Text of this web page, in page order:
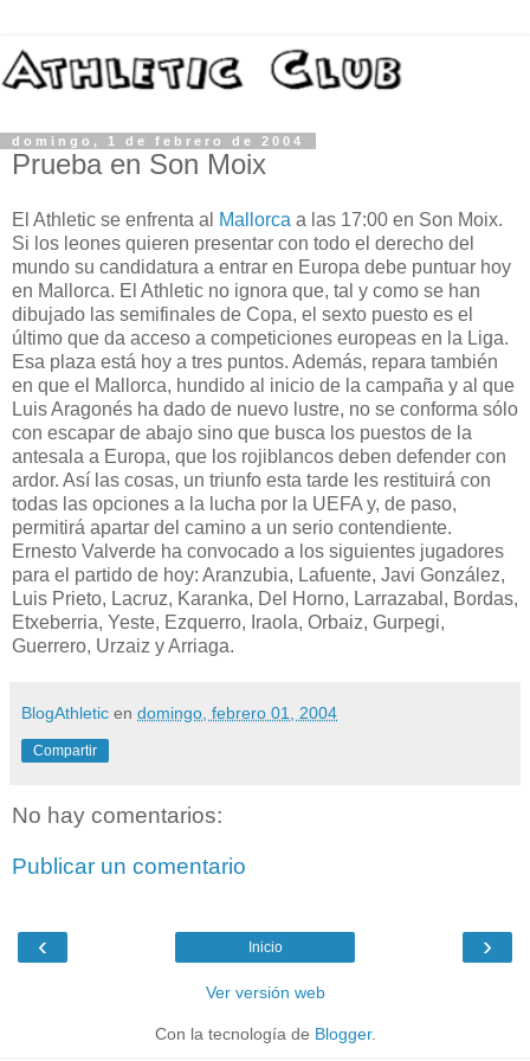
domingo, 1 de febrero de 2004
Prueba en Son Moix
El Athletic se enfrenta al Mallorca a las 17:00 en Son Moix.
Si los leones quieren presentar con todo el derecho del
mundo su candidatura a entrar en Europa debe puntuar hoy
en Mallorca. El Athletic no ignora que, tal y como se han
dibujado las semifinales de Copa, el sexto puesto es el
último que da acceso a competiciones europeas en la Liga.
Esa plaza está hoy a tres puntos. Además, repara también
en que el Mallorca, hundido al inicio de la campaña y al que
Luis Aragonés ha dado de nuevo lustre, no se conforma sólo
con escapar de abajo sino que busca los puestos de la
antesala a Europa, que los rojiblancos deben defender con
ardor. Así las cosas, un triunfo esta tarde les restituirá con
todas las opciones a la lucha por la UEFA y, de paso,
permitirá apartar del camino a un serio contendiente.
Ernesto Valverde ha convocado a los siguientes jugadores
para el partido de hoy: Aranzubia, Lafuente, Javi González,
Luis Prieto, Lacruz, Karanka, Del Horno, Larrazabal, Bordas,
Etxeberria, Yeste, Ezquerro, Iraola, Orbaiz, Gurpegi,
Guerrero, Urzaiz y Arriaga.
BlogAthletic en domingo, febrero 01, 2004
Compartir
No hay comentarios:
Publicar un comentario
‹ ›
Inicio
Ver versión web
Con la tecnología de Blogger.